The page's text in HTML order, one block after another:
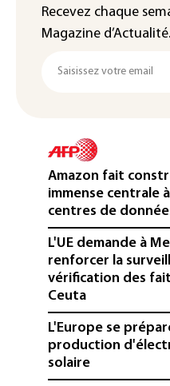
Recevez chaque
Magazine d’Actualité.
Amazon fait
immense centrale
centres de
L'UE demande à
renforcer la
vérification des
Ceuta
L'Europe se
production
solaire